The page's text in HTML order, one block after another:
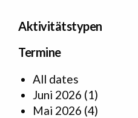
Aktivitätstypen
Termine
All dates
Juni 2026 (1)
Mai 2026 (4)